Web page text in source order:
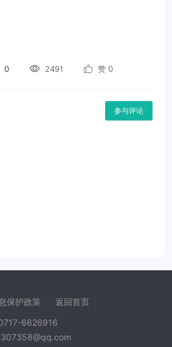
0 2491 赞 0
参与评论
保护政策
返回首页
6626916